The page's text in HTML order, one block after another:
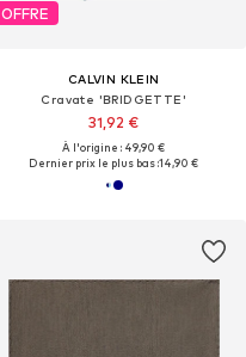
OFFRE
CALVIN KLEIN
Cravate 'BRIDGETTE'
31,92 €
À l'origine : 49,90 €
Dernier prix le plus bas :14,90 €